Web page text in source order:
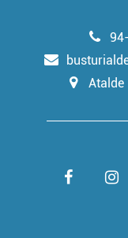
Atalde